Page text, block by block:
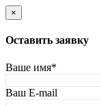
×
Оставить заявку
Ваше имя*
Ваш E-mail